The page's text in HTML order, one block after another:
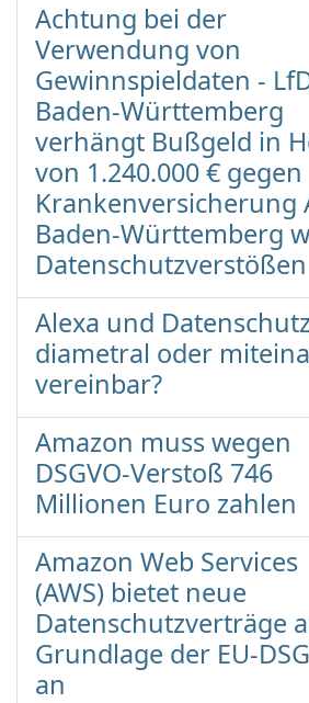
Achtung bei der
Verwendung von
Gewinnspieldaten -
Baden-Württemberg
verhängt Bußgeld in
von 1.240.000 € gegen
Krankenversicherung
Baden-Württemberg
Datenschutzverstößen
Alexa und
diametral oder
vereinbar?
Amazon muss wegen
DSGVO-Verstoß 746
Millionen Euro zahlen
Amazon Web Services
(AWS) bietet neue
Datenschutzverträge
Grundlage der EU-
an